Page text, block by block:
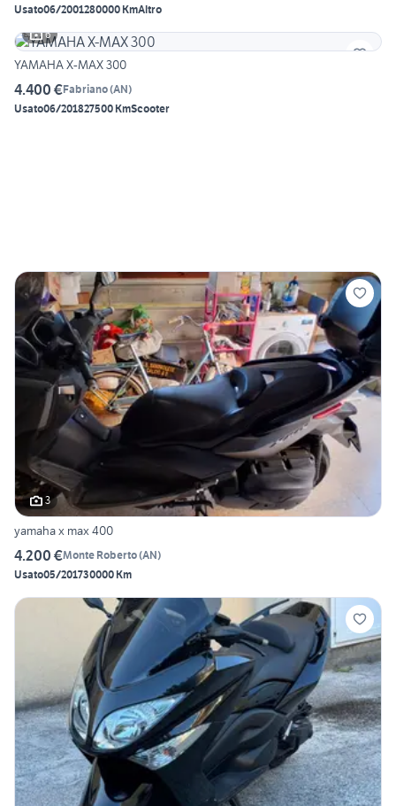
Usato06/2001280000 KmAltro
6
YAMAHA X-MAX 300
4.400 €Fabriano(AN)
Usato06/201827500 KmScooter
3
yamaha x max 400
4.200 €Monte Roberto(AN)
Usato05/201730000 Km